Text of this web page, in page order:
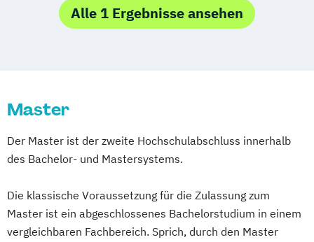
Marketing & Sales
Medienmanagement und Digitales
Alle 1 Ergebnisse ansehen
Master
Der Master ist der zweite Hochschulabschluss innerhalb
des Bachelor- und Mastersystems.
Die klassische Voraussetzung für die Zulassung zum
Master ist ein abgeschlossenes Bachelorstudium in einem
vergleichbaren Fachbereich. Sprich, durch den Master